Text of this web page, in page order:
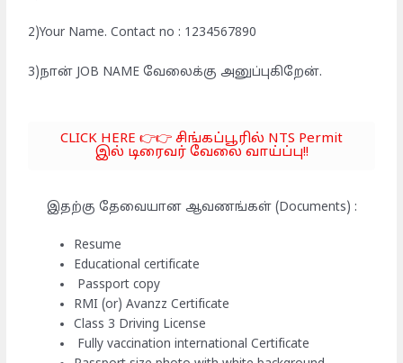
2)Your Name. Contact no : 1234567890
3)நான் JOB NAME வேலைக்கு அனுப்புகிறேன்.
CLICK HERE 👉👉 சிங்கப்பூரில் NTS Permit
இல் டிரைவர் வேலை வாய்ப்பு!!
இதற்கு தேவையான ஆவணங்கள் (Documents) :
Resume
Educational certificate
Passport copy
RMI (or) Avanzz Certificate
Class 3 Driving License
Fully vaccination international Certificate